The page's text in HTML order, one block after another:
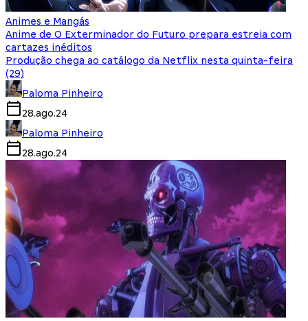
Animes e Mangás
Anime de O Exterminador do Futuro prepara estreia com
cartazes inéditos
Produção chega ao catálogo da Netflix nesta quinta-feira
(29)
Paloma Pinheiro
28.ago.24
Paloma Pinheiro
28.ago.24